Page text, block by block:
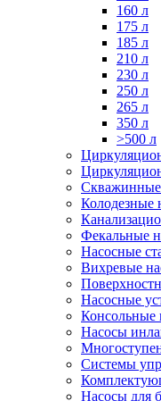
160 л
175 л
185 л
210 л
230 л
250 л
265 л
350 л
>500 л
Колодезные
Фекальные
Насосные
Вихревые
Насосные
Консольные
Насосы
Системы
Насосы для